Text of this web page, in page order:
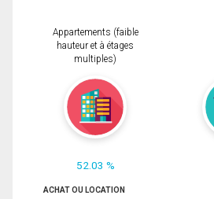
Appartements (faible
hauteur et à étages
multiples)
52.03 %
ACHAT OU LOCATION